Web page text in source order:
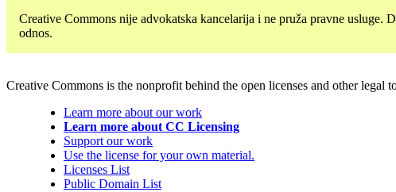
Creative Commons nije advokatska kancelarija i ne pruža pravne
odnos.
Creative Commons is the nonprofit behind the open licenses and other
Learn more about our work
Learn more about CC Licensing
Support our work
Use the license for your own material.
Licenses List
Public Domain List